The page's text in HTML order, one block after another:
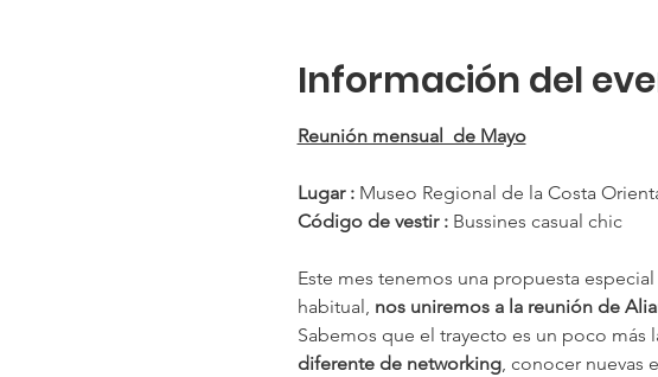
Información del
Reunión mensual  de Mayo
Lugar : Museo Regional de la Costa
Código de vestir : Bussines casual chic
Este mes tenemos una propuesta
habitual, nos uniremos a la reunión de
Sabemos que el trayecto es un poco
diferente de networking, conocer nuevas